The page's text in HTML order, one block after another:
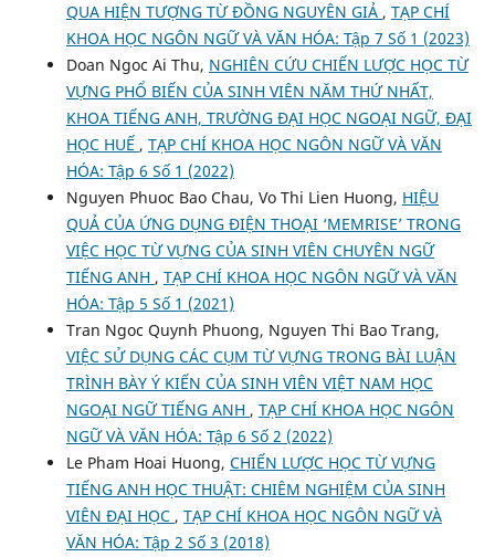
QUA HIỆN TƯỢNG TỪ ĐỒNG NGUYÊN GIẢ , TẠP CHÍ
KHOA HỌC NGÔN NGỮ VÀ VĂN HÓA: Tập 7 Số 1 (2023)
Doan Ngoc Ai Thu, NGHIÊN CỨU CHIẾN LƯỢC HỌC TỪ
VỰNG PHỔ BIẾN CỦA SINH VIÊN NĂM THỨ NHẤT,
KHOA TIẾNG ANH, TRƯỜNG ĐẠI HỌC NGOẠI NGỮ, ĐẠI
HỌC HUẾ , TẠP CHÍ KHOA HỌC NGÔN NGỮ VÀ VĂN
HÓA: Tập 6 Số 1 (2022)
Nguyen Phuoc Bao Chau, Vo Thi Lien Huong, HIỆU
QUẢ CỦA ỨNG DỤNG ĐIỆN THOẠI ‘MEMRISE’ TRONG
VIỆC HỌC TỪ VỰNG CỦA SINH VIÊN CHUYÊN NGỮ
TIẾNG ANH , TẠP CHÍ KHOA HỌC NGÔN NGỮ VÀ VĂN
HÓA: Tập 5 Số 1 (2021)
Tran Ngoc Quynh Phuong, Nguyen Thi Bao Trang,
VIỆC SỬ DỤNG CÁC CỤM TỪ VỰNG TRONG BÀI LUẬN
TRÌNH BÀY Ý KIẾN CỦA SINH VIÊN VIỆT NAM HỌC
NGOẠI NGỮ TIẾNG ANH , TẠP CHÍ KHOA HỌC NGÔN
NGỮ VÀ VĂN HÓA: Tập 6 Số 2 (2022)
Le Pham Hoai Huong, CHIẾN LƯỢC HỌC TỪ VỰNG
TIẾNG ANH HỌC THUẬT: CHIÊM NGHIỆM CỦA SINH
VIÊN ĐẠI HỌC , TẠP CHÍ KHOA HỌC NGÔN NGỮ VÀ
VĂN HÓA: Tập 2 Số 3 (2018)